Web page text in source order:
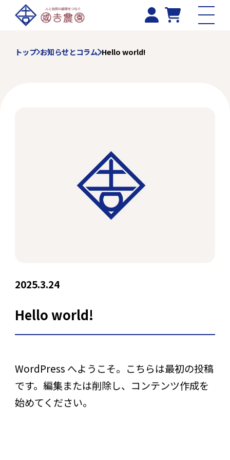
トップ お知らせとコラム Hello world!
2025.3.24
Hello world!
WordPress へようこそ。こちらは最初の投稿
です。編集または削除し、コンテンツ作成を
始めてください。